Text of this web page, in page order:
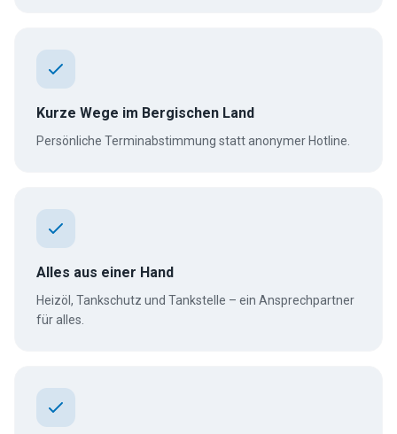
Kurze Wege im Bergischen Land
Persönliche Terminabstimmung statt anonymer Hotline.
Alles aus einer Hand
Heizöl, Tankschutz und Tankstelle – ein Ansprechpartner
für alles.